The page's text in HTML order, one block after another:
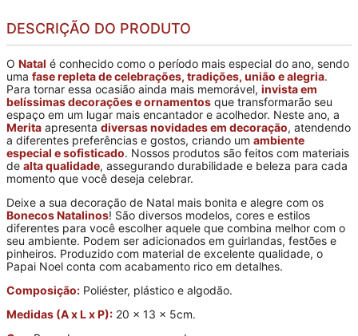
DESCRIÇÃO DO PRODUTO
O Natal é conhecido como o período mais especial do ano, sendo
uma fase repleta de celebrações, tradições, união e alegria.
Para tornar essa ocasião ainda mais memorável, invista em
belíssimas decorações e ornamentos que transformarão seu
espaço em um lugar mais encantador e acolhedor. Neste ano, a
Merita apresenta diversas novidades em decoração, atendendo
a diferentes preferências e gostos, criando um ambiente
especial e sofisticado. Nossos produtos são feitos com materiais
de alta qualidade, assegurando durabilidade e beleza para cada
momento que você deseja celebrar.
Deixe a sua decoração de Natal mais bonita e alegre com os
Bonecos Natalinos! São diversos modelos, cores e estilos
diferentes para você escolher aquele que combina melhor com o
seu ambiente. Podem ser adicionados em guirlandas, festões e
pinheiros. Produzido com material de excelente qualidade, o
Papai Noel conta com acabamento rico em detalhes.
Composição: Poliéster, plástico e algodão.
Medidas (A x L x P): 20 x 13 x 5cm.